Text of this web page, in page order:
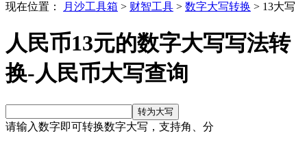
现在位置：
月沙工具箱 > 财智工具 > 数字大写转换 > 13大写
人民币13元的数字大写写法转
换-人民币大写查询
请输入数字即可转换数字大写，支持角、分